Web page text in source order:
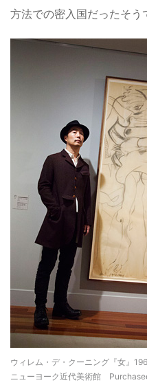
方法での密入国だったそう
ウィレム・デ・クーニング『女
ニューヨーク近代美術館